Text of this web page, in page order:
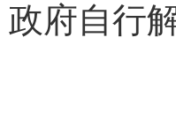
政府自行